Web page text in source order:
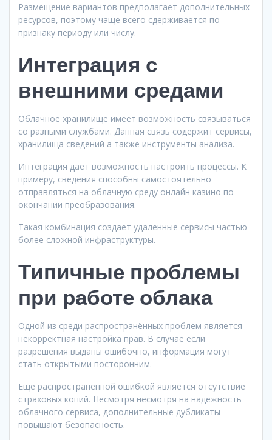
Размещение вариантов предполагает дополнительных
ресурсов, поэтому чаще всего сдерживается по
признаку периоду или числу.
Интеграция с
внешними средами
Облачное хранилище имеет возможность связываться
со разными службами. Данная связь содержит сервисы,
хранилища сведений а также инструменты анализа.
Интеграция дает возможность настроить процессы. К
примеру, сведения способны самостоятельно
отправляться на облачную среду онлайн казино по
окончании преобразования.
Такая комбинация создает удаленные сервисы частью
более сложной инфраструктуры.
Типичные проблемы
при работе облака
Одной из среди распространённых проблем является
некорректная настройка прав. В случае если
разрешения выданы ошибочно, информация могут
стать открытыми посторонним.
Еще распространенной ошибкой является отсутствие
страховых копий. Несмотря несмотря на надежность
облачного сервиса, дополнительные дубликаты
повышают безопасность.